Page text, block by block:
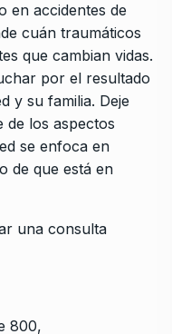
en accidentes de
cuán traumáticos
que cambian vidas.
por el resultado
y su familia. Deje
de los aspectos
se enfoca en
de que está en
una consulta
800,